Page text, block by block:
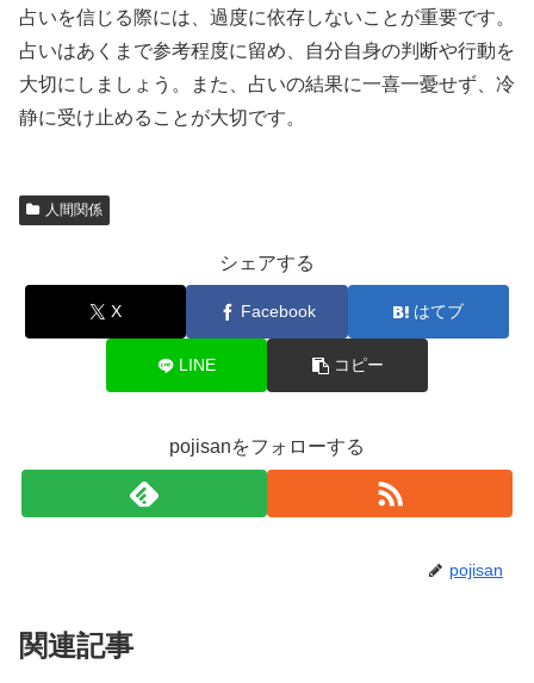
占いを信じる際には、過度に依存しないことが重要です。
占いはあくまで参考程度に留め、自分自身の判断や行動を
大切にしましょう。また、占いの結果に一喜一憂せず、冷
静に受け止めることが大切です。
人間関係
シェアする
X Facebook はてブ
LINE コピー
pojisanをフォローする
pojisan
関連記事